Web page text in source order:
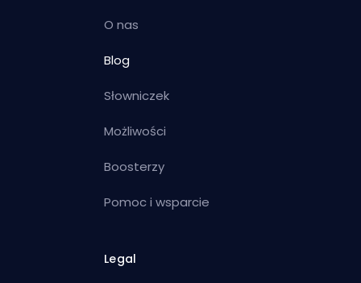
O nas
Blog
Słowniczek
Możliwości
Boosterzy
Pomoc i wsparcie
Legal